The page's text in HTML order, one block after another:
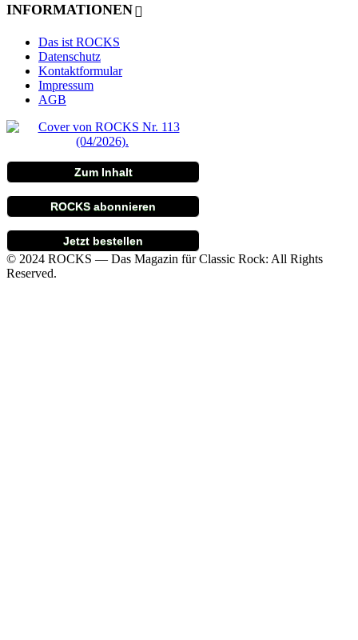
INFORMATIONEN
Das ist ROCKS
Datenschutz
Kontaktformular
Impressum
AGB
Zum Inhalt
ROCKS abonnieren
Jetzt bestellen
© 2024 ROCKS — Das Magazin für Classic Rock: All Rights
Reserved.